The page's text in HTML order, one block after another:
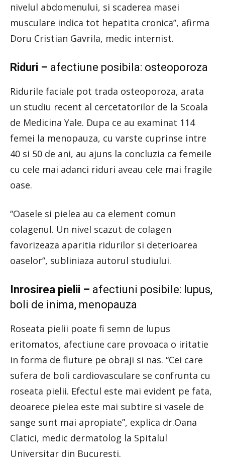
nivelul abdomenului, si scaderea masei
musculare indica tot hepatita cronica”, afirma
Doru Cristian Gavrila, medic internist.
Riduri – afectiune posibila: osteoporoza
Ridurile faciale pot trada osteoporoza, arata
un studiu recent al cercetatorilor de la Scoala
de Medicina Yale. Dupa ce au examinat 114
femei la menopauza, cu varste cuprinse intre
40 si 50 de ani, au ajuns la concluzia ca femeile
cu cele mai adanci riduri aveau cele mai fragile
oase.
“Oasele si pielea au ca element comun
colagenul. Un nivel scazut de colagen
favorizeaza aparitia ridurilor si deterioarea
oaselor”, subliniaza autorul studiului.
Inrosirea pielii – afectiuni posibile: lupus,
boli de inima, menopauza
Roseata pielii poate fi semn de lupus
eritomatos, afectiune care provoaca o iritatie
in forma de fluture pe obraji si nas. “Cei care
sufera de boli cardiovasculare se confrunta cu
roseata pielii. Efectul este mai evident pe fata,
deoarece pielea este mai subtire si vasele de
sange sunt mai apropiate”, explica dr.Oana
Clatici, medic dermatolog la Spitalul
Universitar din Bucuresti.